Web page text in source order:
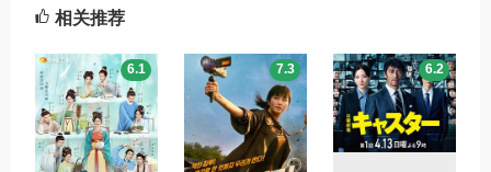
相关推荐
6.1 7.3 6.2